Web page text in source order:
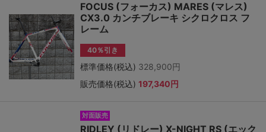
FOCUS (フォーカス) MARES (マレス)
CX3.0 カンチブレーキ シクロクロス フ
レーム
40％引き
標準価格(税込) 328,900円
販売価格(税込) 197,340円
対面販売
RIDLEY (リドレー) X-NIGHT RS (エック